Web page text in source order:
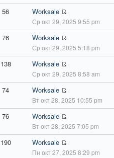
56 Worksale
Ср окт 29, 2025 9:55 pm
76 Worksale
Ср окт 29, 2025 5:18 pm
138 Worksale
Ср окт 29, 2025 8:58 am
74 Worksale
Вт окт 28, 2025 10:55 pm
76 Worksale
Вт окт 28, 2025 7:05 pm
190 Worksale
Пн окт 27, 2025 8:29 pm